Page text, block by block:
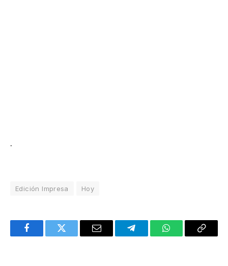
.
Edición Impresa Hoy
FacebookTwitter Email TelegramWhatsAppCopy